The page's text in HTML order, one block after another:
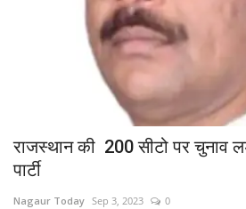
राजस्थान की 200 सीटो पर
पार्टी
Nagaur Today Sep 3, 2023 0